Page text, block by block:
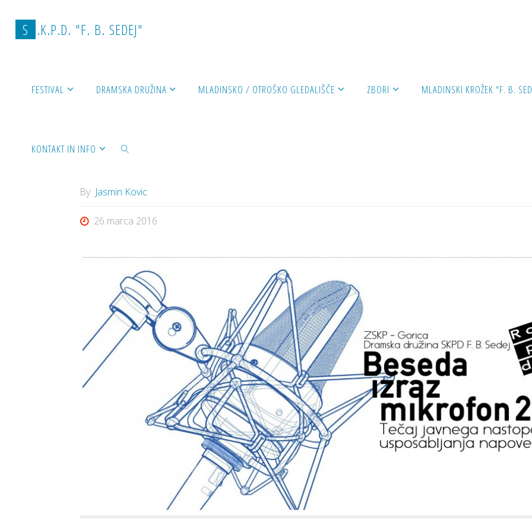
content
S .K.P.D. "F. B. SEDEJ"
FESTIVAL DRAMSKA DRUŽINA MLADINSKO / OTROŠKO GLEDALIŠČE ZBORI MLADINSKI KROŽEK “F. B.
KONTAKT IN INFOBeseda izraz mikrofon2016
By Jasmin Kovic
26 marca 2016